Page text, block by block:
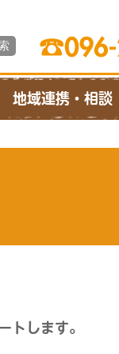
地域連携・相談
トします。